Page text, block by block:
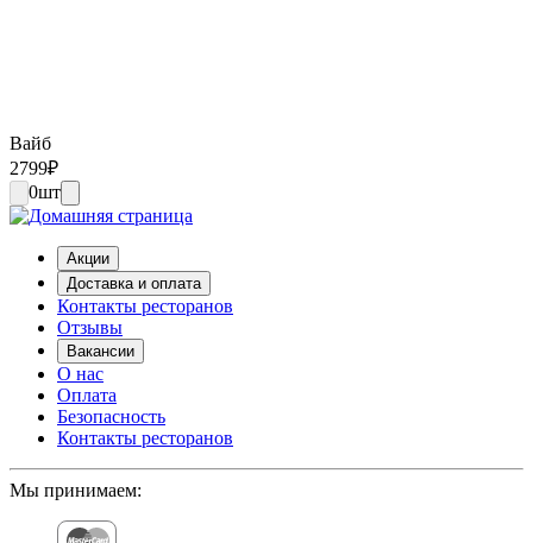
Вайб
2799₽
0шт
Акции
Доставка и оплата
Контакты ресторанов
Отзывы
Вакансии
О нас
Оплата
Безопасность
Контакты ресторанов
Мы принимаем: